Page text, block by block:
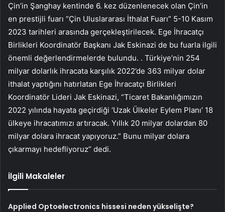
Çin’in Şanghay kentinde 6. kez düzenlenecek olan Çin’in
en prestijli fuarı “Çin Uluslararası İthalat Fuarı” 5-10 Kasım
2023 tarihleri ​​arasında gerçekleştirilecek. Ege İhracatçı
Birlikleri Koordinatör Başkanı Jak Eskinazi de bu fuarla ilgili
önemli değerlendirmelerde bulundu. . Türkiye’nin 254
milyar dolarlık ihracata karşılık 2022’de 363 milyar dolar
ithalat yaptığını hatırlatan Ege İhracatçı Birlikleri
Koordinatör Lideri Jak Eskinazi, “Ticaret Bakanlığımızın
2022 yılında hayata geçirdiği ‘Uzak Ülkeler Eylem Planı’ 18
ülkeye ihracatımızı artıracak. Yıllık 20 milyar dolardan 80
milyar dolara ihracat yapıyoruz.” Bunu milyar dolara
çıkarmayı hedefliyoruz” dedi.
İlgili Makaleler
Applied Optoelectronics hissesi neden yükselişte?